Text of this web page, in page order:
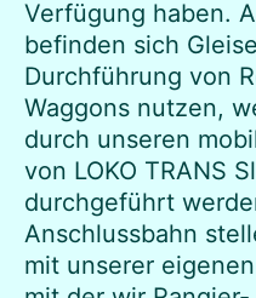
Verfügung haben.
befinden sich
Durchführung von
Waggons nutzen,
durch unseren
von LOKO TRANS
durchgeführt
Anschlussbahn
mit unserer